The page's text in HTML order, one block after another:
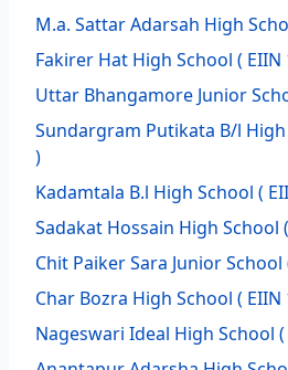
M.a. Sattar Adarsah High
Fakirer Hat High School ( EIIN
Uttar Bhangamore Junior
Sundargram Putikata B/l
)
Kadamtala B.l High School (
Sadakat Hossain High School
Chit Paiker Sara Junior School
Char Bozra High School ( EIIN
Nageswari Ideal High School